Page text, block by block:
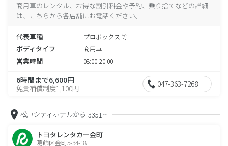
商用車のレンタル、お得な割引料金や予約、乗り捨てなどの詳細
は、こちらから各店舗にお電話ください。
代表車種 プロボックス 等
ボディタイプ 商用車
営業時間 08:00-20:00
6時間まで6,600円
免責補償制度1,100円 047-363-7268
松戸シティホテルから 3351m
トヨタレンタカー金町
葛飾区金町5-34-18